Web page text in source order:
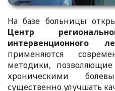
На базе больницы
Центр
интервенционного
применяются
методики,
хроническими
существенно улучшать